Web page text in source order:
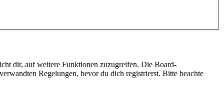
dir, auf weitere Funktionen zuzugreifen. Die Board-
Regelungen, bevor du dich registrierst. Bitte beachte